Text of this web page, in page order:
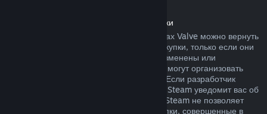
Возврат средств за внутриигровые покупки
Средства за внутриигровые товары в играх Valve можно вернуть
в течение сорока восьми часов после покупки, только если они
не были безвозвратно израсходованы, изменены или
перенесены. Другие разработчики также могут организовать
возвраты подобного рода в своих играх. Если разработчик
позволяет вернуть деньги за эти товары, Steam уведомит вас об
этом при покупке. В остальных случаях, Steam не позволяет
вернуть средства за внутриигровые покупки, совершенные в